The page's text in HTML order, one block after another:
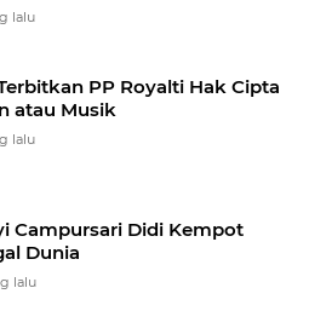
lalu
PP Royalti Hak Cipta
atau Musik
lalu
Campursari Didi Kempot
Dunia
lalu